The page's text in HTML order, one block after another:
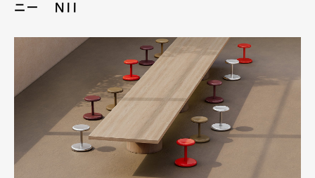
ニー NII